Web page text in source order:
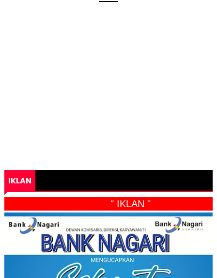
IKLAN
" IKLAN "